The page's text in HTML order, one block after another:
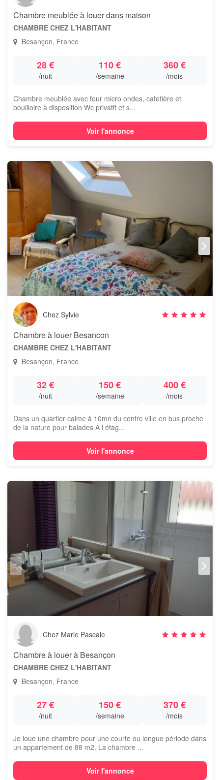
Chambre meublée à louer dans maison
CHAMBRE CHEZ L'HABITANT
Besançon, France
28 €
/nuit
110 €
/semaine
360 €
/mois
Chambre meublée avec four micro ondes, cafetière et
bouilloire à disposition Wc privatif et s...
Voir l'annonce
Chez Sylvie
Chambre à louer Besancon
CHAMBRE CHEZ L'HABITANT
Besançon, France
32 €
/nuit
150 €
/semaine
400 €
/mois
Dans un quartier calme à 10mn du centre ville en bus.proche
de la nature pour balades A l étag...
Voir l'annonce
Chez Marie Pascale
Chambre à louer à Besançon
CHAMBRE CHEZ L'HABITANT
Besançon, France
27 €
/nuit
150 €
/semaine
370 €
/mois
Je loue une chambre pour une courte ou longue période dans
un appartement de 88 m2. La chambre ...
Voir l'annonce